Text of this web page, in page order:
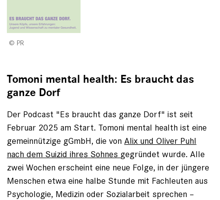
PR
Tomoni mental health: Es braucht das
ganze Dorf
Der Podcast "Es braucht das ganze Dorf" ist seit
Februar 2025 am Start. Tomoni mental health ist eine
gemeinnützige gGmbH, die von Alix und Oliver Puhl
nach dem Suizid ihres Sohnes gegründet wurde. Alle
zwei Wochen erscheint eine neue Folge, in der jüngere
Menschen etwa eine halbe Stunde mit Fachleuten aus
Psychologie, Medizin oder Sozialarbeit sprechen –